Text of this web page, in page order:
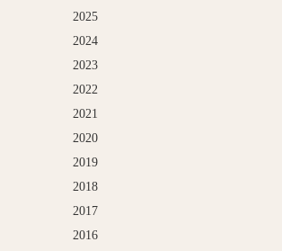
2025
2024
2023
2022
2021
2020
2019
2018
2017
2016